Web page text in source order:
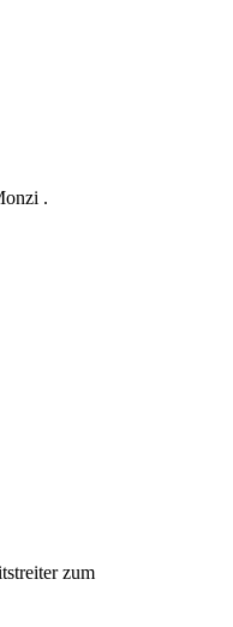
.
zum